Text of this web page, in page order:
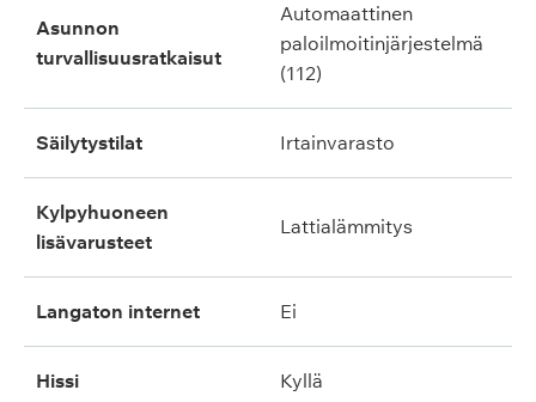
asunnon
turvallisuusratkaisut
automaattinen
paloilmoitinjärjestelmä
(112)
säilytystilat irtainvarasto
kylpyhuoneen
lisävarusteet
lattialämmitys
langaton internet ei
hissi kyllä